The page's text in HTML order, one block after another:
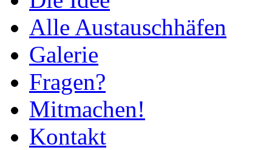
Alle Austauschhäfen
Galerie
Fragen?
Mitmachen!
Kontakt